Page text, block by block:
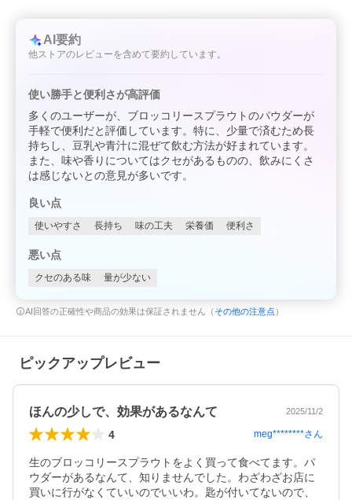
AI要約
他ストアのレビューを含めて要約しています。
使い勝手と便利さが高評価
多くのユーザーが、ブロッコリースプラウトのパウダーが
手軽で便利だと評価しています。特に、少量で済むため長
持ちし、豆乳や青汁に混ぜて飲む方法が好まれています。
また、味や香りについてはクセがあるものの、飲みにくさ
は感じないとの意見が多いです。
良い点
使いやすさ 長持ち 味の工夫 栄養価 便利さ
悪い点
クセのある味 量が少ない
AI回答の正確性や商品の効果は保証されません（ その他の注意点 ）
ピックアップレビュー
ほんの少しで、効果があるなんて 2025/11/2
4 meg********さん
生のブロッコリースプラウトをよく買って食べてます。パ
ウダーがあるなんて、知りませんでした。わざわざお店に
買いに行がなくていいのでいいわ。匙が付いてないので、